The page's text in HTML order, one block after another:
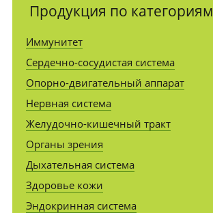
Продукция по категориям
Иммунитет
Сердечно-сосудистая система
Опорно-двигательный аппарат
Нервная система
Желудочно-кишечный тракт
Органы зрения
Дыхательная система
Здоровье кожи
Эндокринная система